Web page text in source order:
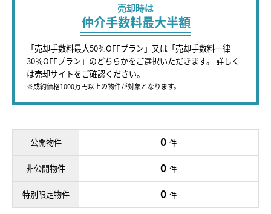
売却時は
仲介手数料最大半額
「売却手数料最大50％OFFプラン」又は「売却手数料一律
30％OFFプラン」のどちらかをご選択いただきます。 詳しく
は売却サイトをご確認ください。
※成約価格1000万円以上の物件が対象となります。
公開物件 0 件
非公開物件 0 件
特別限定物件 0 件